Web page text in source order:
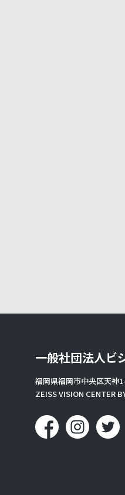
一般社団法人ビ
福岡県福岡市中央区天神
ZEISS VISION CENTER